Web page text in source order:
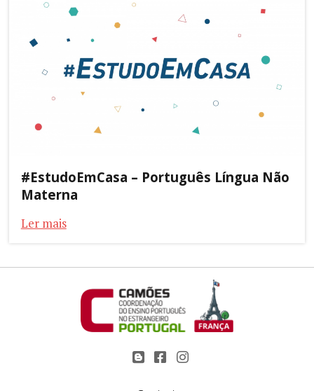
#EstudoEmCasa – Português Língua Não
Materna
Ler mais